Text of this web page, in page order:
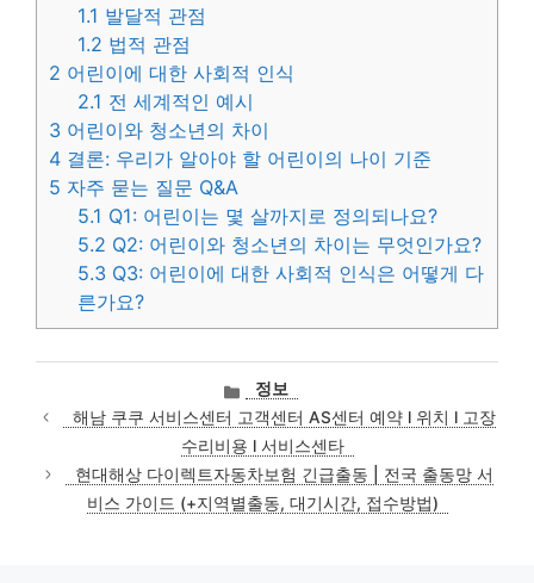
1.1 발달적 관점
1.2 법적 관점
2 어린이에 대한 사회적 인식
2.1 전 세계적인 예시
3 어린이와 청소년의 차이
4 결론: 우리가 알아야 할 어린이의 나이 기준
5 자주 묻는 질문 Q&A
5.1 Q1: 어린이는 몇 살까지로 정의되나요?
5.2 Q2: 어린이와 청소년의 차이는 무엇인가요?
5.3 Q3: 어린이에 대한 사회적 인식은 어떻게 다
른가요?
카
테
고
리
정보
해남 쿠쿠 서비스센터 고객센터 AS센터 예약 l 위치 l 고장
수리비용 l 서비스센타
현대해상 다이렉트자동차보험 긴급출동 | 전국 출동망 서
비스 가이드 (+지역별출동, 대기시간, 접수방법)